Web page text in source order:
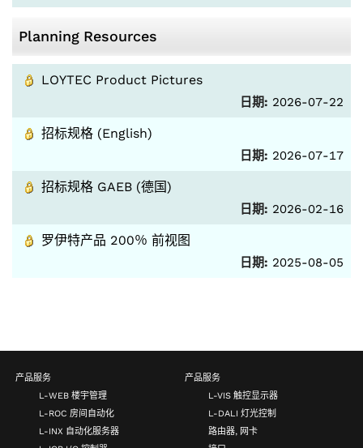
Planning Resources
LOYTEC Product Pictures
日期: 2026-07-22
招标规格 (English)
日期: 2026-07-17
招标规格 GAEB (德国)
日期: 2026-02-16
罗伊特产品 200％ 前视图
日期: 2025-08-05
产品服务
L-WEB 楼宇管理
L-ROC 房间自动化
L-INX 自动化服务器
产品服务
L-VIS 触控显示器
L-DALI 灯光控制
路由器, 网卡